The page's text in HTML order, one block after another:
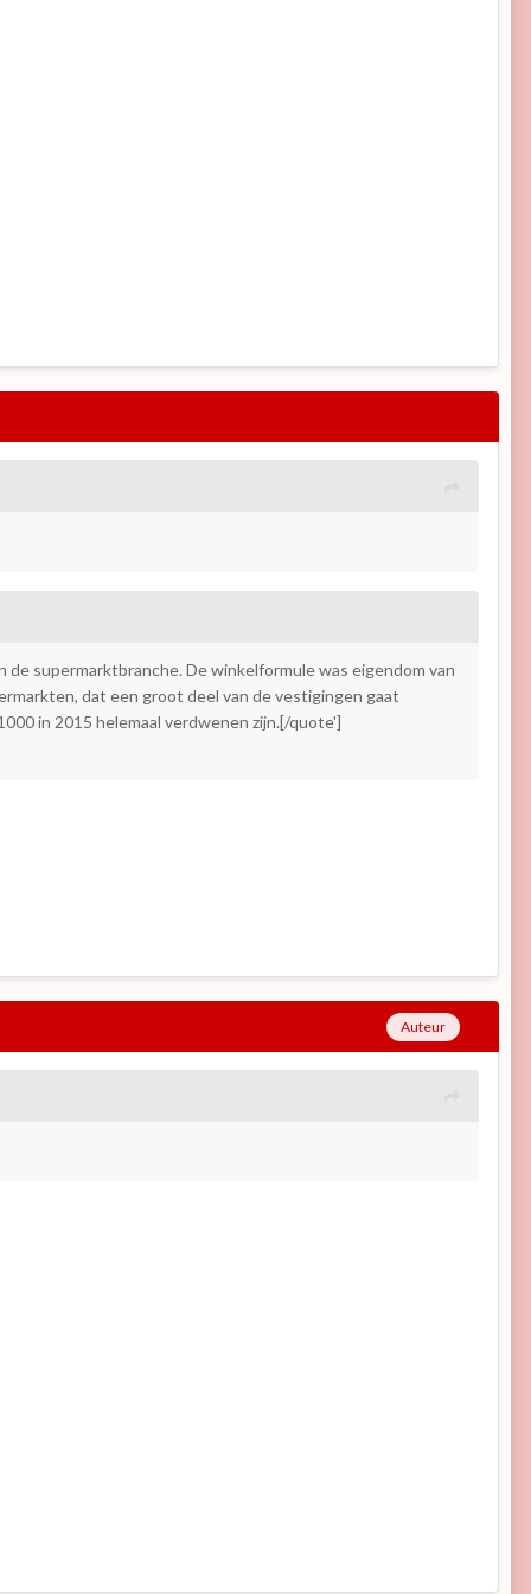
supermarktbranche. De winkelformule was eigendom van
dat een groot deel van de vestigingen gaat
in 2015 helemaal verdwenen zijn.[/quote']
Auteur